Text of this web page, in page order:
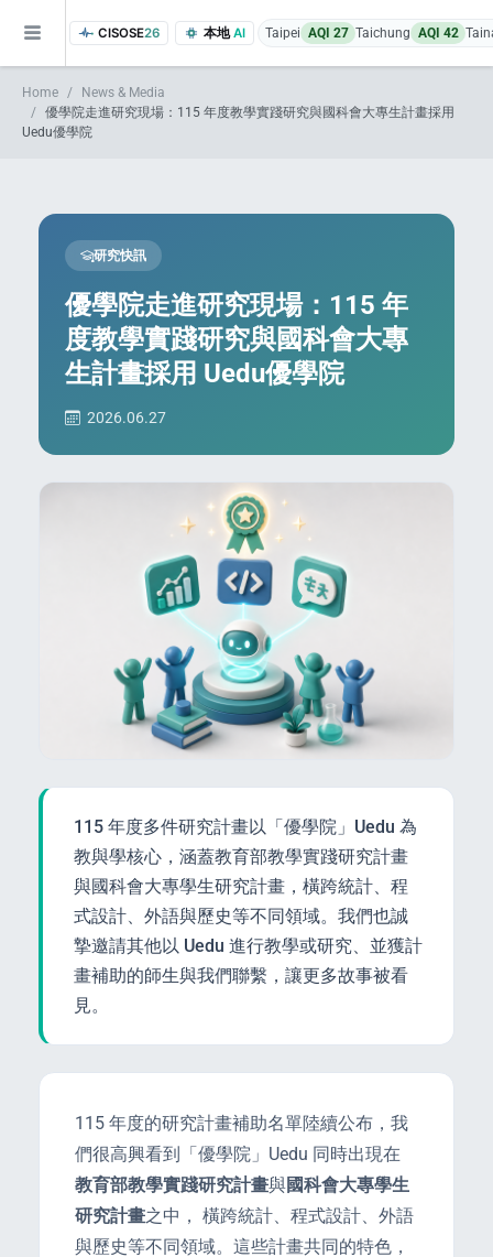
research findings, in addition to the course project website and
CISOSE26 本地AI Taipei AQI 27 Taichung AQI 42
Home
News & Media
優學院走進研究現場：115 年度教學實踐研究與國科會大專生計畫採用
Uedu優學院
研究快訊
優學院走進研究現場：115 年
度教學實踐研究與國科會大專
生計畫採用 Uedu優學院
2026.06.27
115 年度多件研究計畫以「優學院」Uedu 為
教與學核心，涵蓋教育部教學實踐研究計畫
與國科會大專學生研究計畫，橫跨統計、程
式設計、外語與歷史等不同領域。我們也誠
摯邀請其他以 Uedu 進行教學或研究、並獲計
畫補助的師生與我們聯繫，讓更多故事被看
見。
115 年度的研究計畫補助名單陸續公布，我
們很高興看到「優學院」Uedu 同時出現在
教育部教學實踐研究計畫與國科會大專學生
研究計畫之中， 橫跨統計、程式設計、外語
與歷史等不同領域。這些計畫共同的特色，